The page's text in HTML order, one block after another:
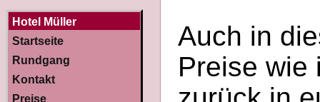
Hotel Müller
Startseite
Rundgang
Kontakt
Preise
Auch in
Preise wie